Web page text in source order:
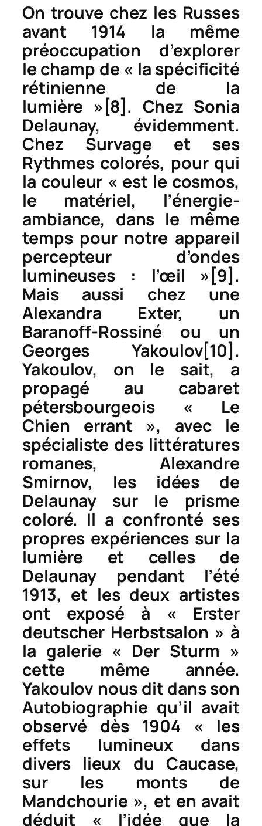
On trouve chez les Russes
avant 1914 la même
préoccupation d’explorer
le champ de « la spécificité
rétinienne de la
lumière » [8] . Chez Sonia
Delaunay, évidemment.
Chez Survage et ses
Rythmes colorés, pour qui
la couleur « est le cosmos,
le matériel, l’énergie-
ambiance, dans le même
temps pour notre appareil
percepteur d’ondes
lumineuses : l’œil » [9] .
Mais aussi chez une
Alexandra Exter, un
Baranoff-Rossiné ou un
Georges Yakoulov[10] .
Yakoulov, on le sait, a
propagé au cabaret
pétersbourgeois « Le
Chien errant », avec le
spécialiste des littératures
romanes, Alexandre
Smirnov, les idées de
Delaunay sur le prisme
coloré. Il a confronté ses
propres expériences sur la
lumière et celles de
Delaunay pendant l’été
1913, et les deux artistes
ont exposé à « Erster
deutscher Herbstsalon » à
la galerie « Der Sturm »
cette même année.
Yakoulov nous dit dans son
Autobiographie qu’il avait
observé dès 1904 « les
effets lumineux dans
divers lieux du Caucase,
sur les monts de
Mandchourie », et en avait
déduit « l’idée que la